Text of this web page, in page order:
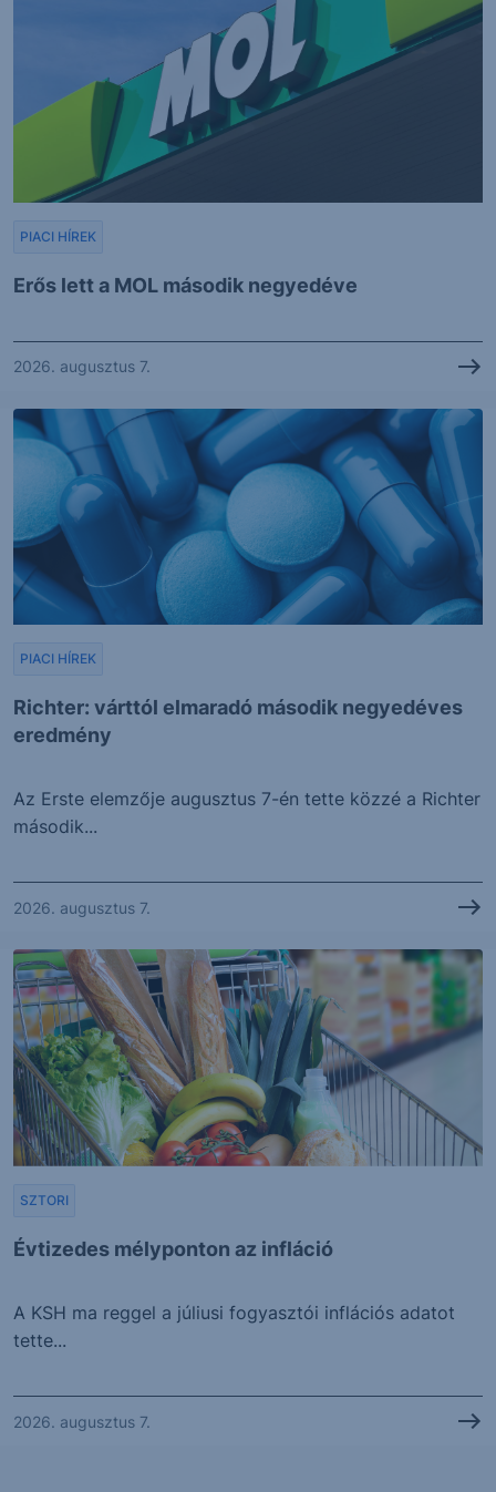
Erős lett a MOL második negyedéve
PIACI HÍREK
2026. augusztus 7.
Richter: várttól elmaradó második negyedéves
eredmény
PIACI HÍREK
Az Erste elemzője augusztus 7-én tette közzé a Richter
második...
2026. augusztus 7.
Évtizedes mélyponton az infláció
SZTORI
A KSH ma reggel a júliusi fogyasztói inflációs adatot
tette...
2026. augusztus 7.